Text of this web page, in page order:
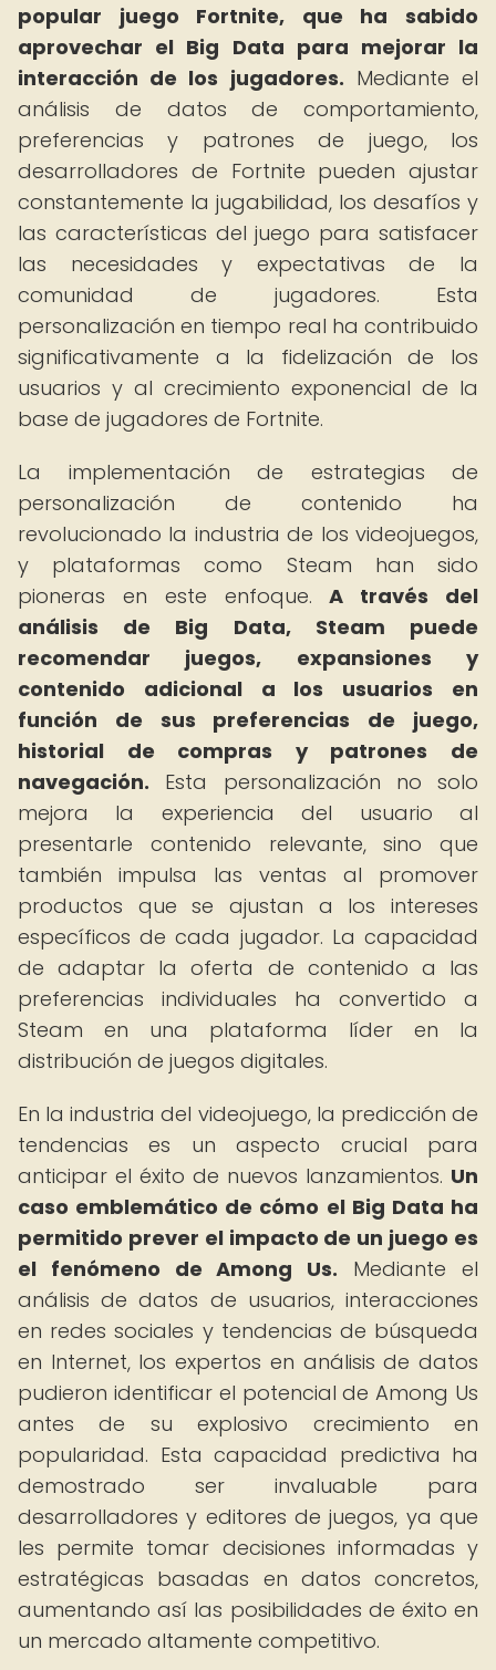
popular juego Fortnite, que ha sabido
aprovechar el Big Data para mejorar la
interacción de los jugadores. Mediante el
análisis de datos de comportamiento,
preferencias y patrones de juego, los
desarrolladores de Fortnite pueden ajustar
constantemente la jugabilidad, los desafíos y
las características del juego para satisfacer
las necesidades y expectativas de la
comunidad de jugadores. Esta
personalización en tiempo real ha contribuido
significativamente a la fidelización de los
usuarios y al crecimiento exponencial de la
base de jugadores de Fortnite.
La implementación de estrategias de
personalización de contenido ha
revolucionado la industria de los videojuegos,
y plataformas como Steam han sido
pioneras en este enfoque.A través del
análisis de Big Data, Steam puede
recomendar juegos, expansiones y
contenido adicional a los usuarios en
función de sus preferencias de juego,
historial de compras y patrones de
navegación. Esta personalización no solo
mejora la experiencia del usuario al
presentarle contenido relevante, sino que
también impulsa las ventas al promover
productos que se ajustan a los intereses
específicos de cada jugador. La capacidad
de adaptar la oferta de contenido a las
preferencias individuales ha convertido a
Steam en una plataforma líder en la
distribución de juegos digitales.
En la industria del videojuego, la predicción de
tendencias es un aspecto crucial para
anticipar el éxito de nuevos lanzamientos. Un
caso emblemático de cómo el Big Data ha
permitido prever el impacto de un juego es
el fenómeno de Among Us. Mediante el
análisis de datos de usuarios, interacciones
en redes sociales y tendencias de búsqueda
en Internet, los expertos en análisis de datos
pudieron identificar el potencial de Among Us
antes de su explosivo crecimiento en
popularidad. Esta capacidad predictiva ha
demostrado ser invaluable para
desarrolladores y editores de juegos, ya que
les permite tomar decisiones informadas y
estratégicas basadas en datos concretos,
aumentando así las posibilidades de éxito en
un mercado altamente competitivo.